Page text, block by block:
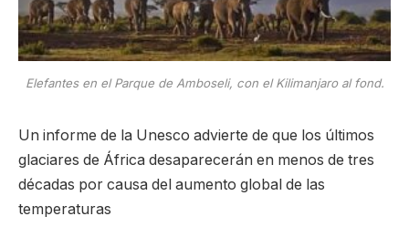
Elefantes en el Parque de Amboseli, con el Kilimanjaro al fond.
Un informe de la Unesco advierte de que los últimos
glaciares de África desaparecerán en menos de tres
décadas por causa del aumento global de las
temperaturas